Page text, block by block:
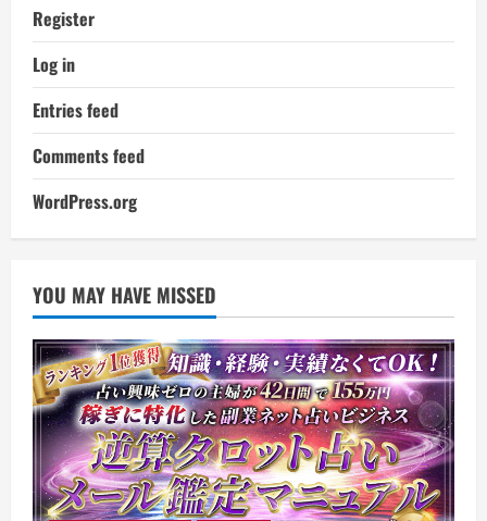
Register
Log in
Entries feed
Comments feed
WordPress.org
YOU MAY HAVE MISSED